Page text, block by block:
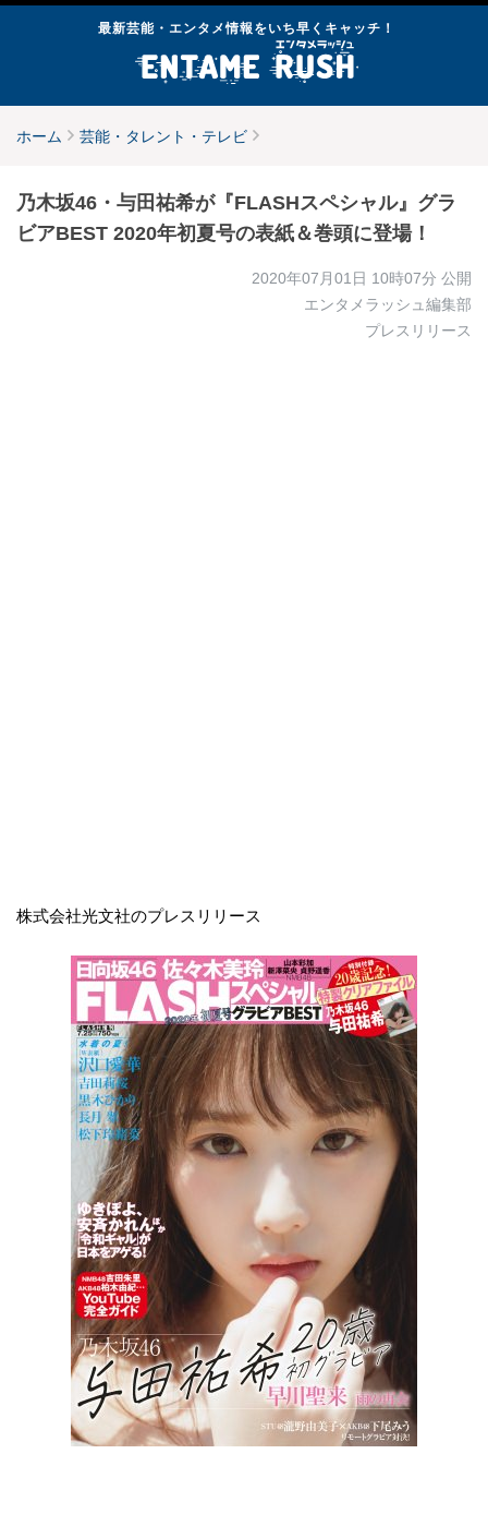
最新芸能・エンタメ情報をいち早くキャッチ！
ホーム 芸能・タレント・テレビ
乃木坂46・与田祐希が『FLASHスペシャル』グラ
ビアBEST 2020年初夏号の表紙＆巻頭に登場！
2020年07月01日 10時07分 公開
エンタメラッシュ編集部
プレスリリース
株式会社光文社のプレスリリース